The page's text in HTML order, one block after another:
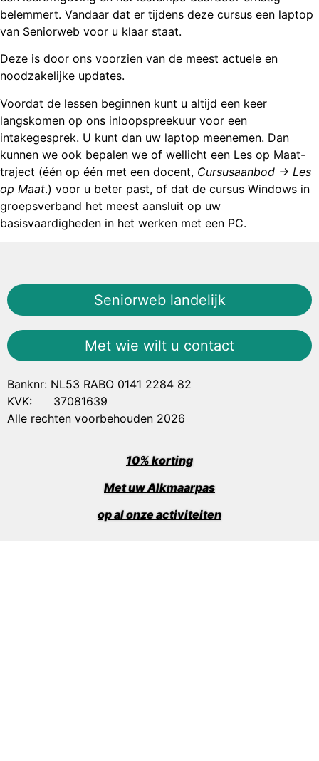
belemmert. Vandaar dat er tijdens deze cursus een laptop
van Seniorweb voor u klaar staat.
Deze is door ons voorzien van de meest actuele en
noodzakelijke updates.
Voordat de lessen beginnen kunt u altijd een keer
langskomen op ons inloopspreekuur voor een
intakegesprek. U kunt dan uw laptop meenemen. Dan
kunnen we ook bepalen we of wellicht een Les op Maat-
traject (één op één met een docent, Cursusaanbod -> Les
op Maat.) voor u beter past, of dat de cursus Windows in
groepsverband het meest aansluit op uw
basisvaardigheden in het werken met een PC.
Seniorweb landelijk
Met wie wilt u contact
Banknr: NL53 RABO 0141 2284 82
KVK: 37081639
Alle rechten voorbehouden 2026
10% korting
Met uw Alkmaarpas
op al onze activiteiten